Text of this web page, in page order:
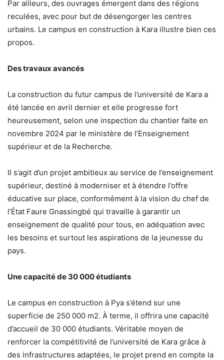
Par ailleurs, des ouvrages émergent dans des régions
reculées, avec pour but de désengorger les centres
urbains. Le campus en construction à Kara illustre bien ces
propos.
Des travaux avancés
La construction du futur campus de l’université de Kara a
été lancée en avril dernier et elle progresse fort
heureusement, selon une inspection du chantier faite en
novembre 2024 par le ministère de l’Enseignement
supérieur et de la Recherche.
Il s’agit d’un projet ambitieux au service de l’enseignement
supérieur, destiné à moderniser et à étendre l’offre
éducative sur place, conformément à la vision du chef de
l’État Faure Gnassingbé qui travaille à garantir un
enseignement de qualité pour tous, en adéquation avec
les besoins et surtout les aspirations de la jeunesse du
pays.
Une capacité de 30 000 étudiants
Le campus en construction à Pya s’étend sur une
superficie de 250 000 m2. À terme, il offrira une capacité
d’accueil de 30 000 étudiants. Véritable moyen de
renforcer la compétitivité de l’université de Kara grâce à
des infrastructures adaptées, le projet prend en compte la